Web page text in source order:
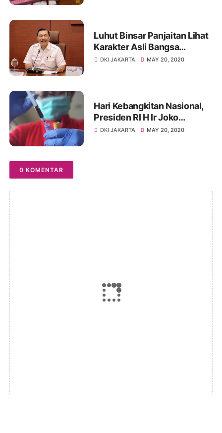
Luhut Binsar Panjaitan Lihat
Karakter Asli Bangsa
Indonesia Muncul Saat
DKI JAKARTA MAY 20, 2020
Hari Kebangkitan Nasional,
Presiden RI H Ir Joko
Widodo Luncurkan Rapid
DKI JAKARTA MAY 20, 2020
0 KOMENTAR